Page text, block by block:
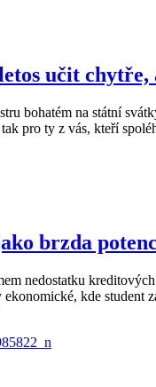
učit chytře,
bohatém na státní
pro ty z vás, kteří
brzda
nedostatku
kde